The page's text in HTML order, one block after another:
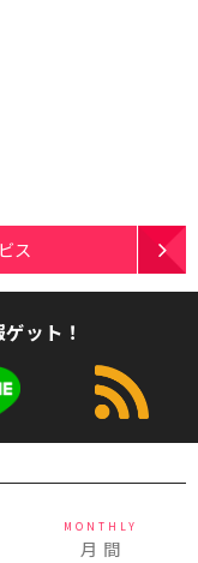
ス
ット！
MONTHLY
月 間